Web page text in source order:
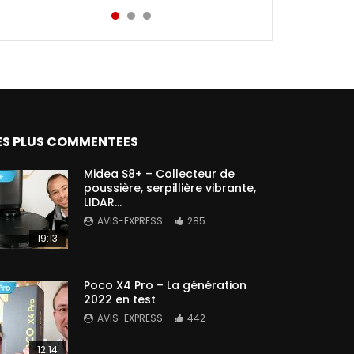
PLUS COMMENTEES
19:13
Midea S8+ – Collecteur de
poussière, serpillière vibrante,
LIDAR…
AVIS-EXPRESS 285
12:14
Poco X4 Pro – La génération
2022 en test
AVIS-EXPRESS 442